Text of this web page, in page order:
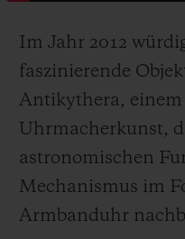
Im Jahr 2012
faszinierende
Antikythera, einem
Uhrmacherkunst,
astronomischen
Mechanismus im
Armbanduhr